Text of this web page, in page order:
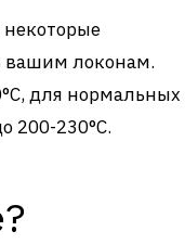
некоторые
вашим локонам.
для нормальных
200-230°C.